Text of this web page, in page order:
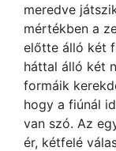
meredve
mértékben a
előtte álló két
háttal álló két
formáik
hogy a fiúnál
van szó. Az
ér, kétfelé